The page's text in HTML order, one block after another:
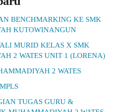
BENCHMARKING KE SMK
KUTOWINANGUN
MURID KELAS X SMK
2 WATES UNIT 1 (LORENA)
2 WATES
TUGAS GURU &